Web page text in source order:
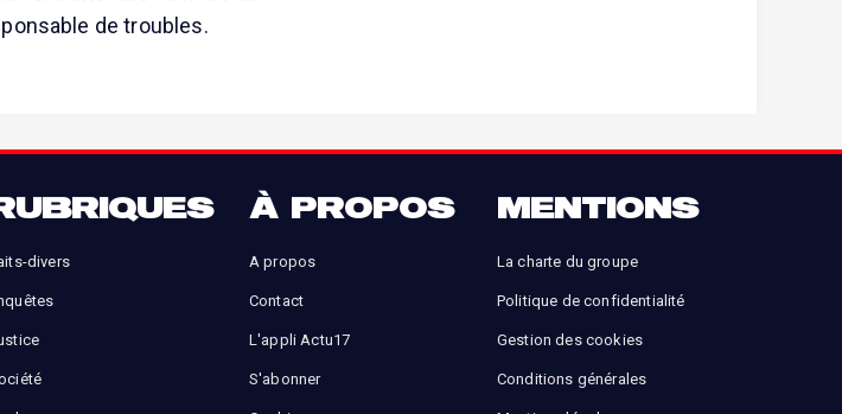
de troubles.
divers
À PROPOS
A propos
Contact
L'appli Actu17
S'abonner
MENTIONS
La charte du groupe
Politique de confidentialité
Gestion des cookies
Conditions générales